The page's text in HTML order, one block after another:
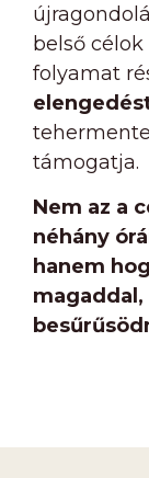
belső
folyamat
támogatja.
Nem az a
néhány
hanem